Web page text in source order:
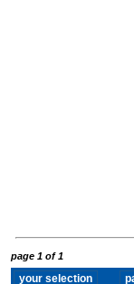
page 1 of 1